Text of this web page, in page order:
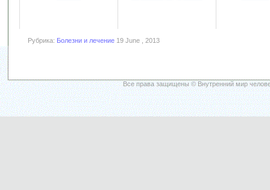
Рубрика: Болезни и лечение 19 June , 2013
Все права защищены © Внутренний мир